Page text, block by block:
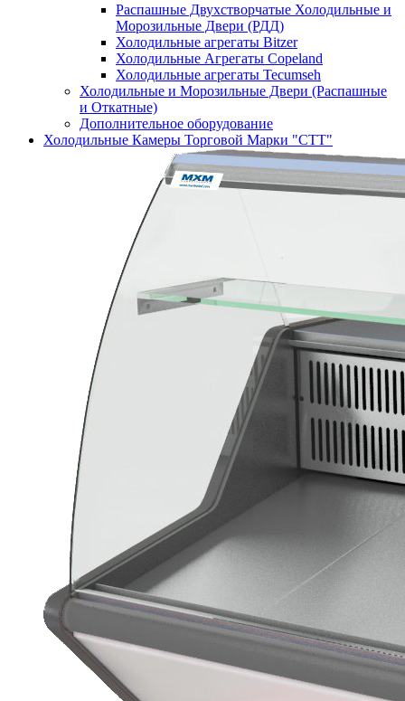
Распашные Двухстворчатые Холодильные и
Морозильные Двери (РДД)
Холодильные агрегаты Bitzer
Холодильные Агрегаты Copeland
Холодильные агрегаты Tecumseh
Холодильные и Морозильные Двери (Распашные
и Откатные)
Дополнительное оборудование
Холодильные Камеры Торговой Марки "СТТ"